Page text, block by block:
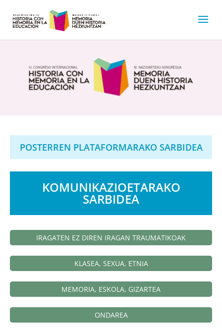
POSTERREN PLATAFORMARAKO SARBIDEA
KOMUNIKAZIOETARAKO
SARBIDEA
IRAGATEN EZ DIREN IRAGAN TRAUMATIKOAK
KLASEA, SEXUA, ETNIA
MEMORIA, ESKOLA, GIZARTEA
ONDAREA